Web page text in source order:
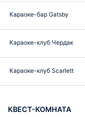
Караоке-бар Gatsby
Караоке-клуб Чердак
Караоке-клуб Scarlett
КВЕСТ-КОМНАТА